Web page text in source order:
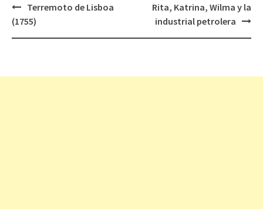
Navegación
de
Terremoto de Lisboa
(1755)
Rita, Katrina, Wilma y la
industrial petrolera